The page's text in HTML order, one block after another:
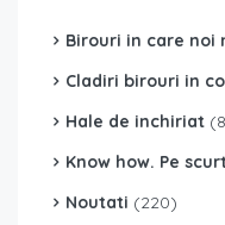
Birouri in care noi
Cladiri birouri in
Hale de inchiriat
Know how. Pe
Noutati (220)